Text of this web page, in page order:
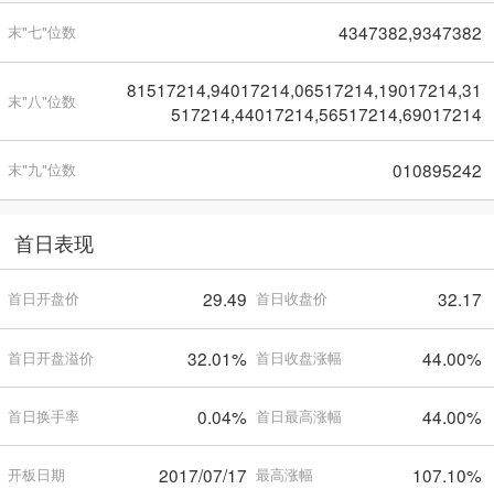
末"七"位数 4347382,9347382
末"八"位数
81517214,94017214,06517214,19017214,31
517214,44017214,56517214,69017214
末"九"位数 010895242
首日表现
首日开盘价 29.49 首日收盘价 32.17
首日开盘溢价 32.01% 首日收盘涨幅 44.00%
首日换手率 0.04% 首日最高涨幅 44.00%
开板日期 2017/07/17 最高涨幅 107.10%